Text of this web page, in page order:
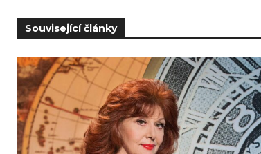
Související články